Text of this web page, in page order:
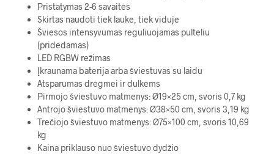
Pristatymas 2-6 savaitės
Skirtas naudoti tiek lauke, tiek viduje
Šviesos intensyvumas reguliuojamas pulteliu
(pridedamas)
LED RGBW režimas
Įkraunama baterija arba šviestuvas su laidu
Atsparumas drėgmei ir dulkėms
Pirmojo šviestuvo matmenys: Ø19×25 cm, svoris 0,7 kg
Antrojo šviestuvo matmenys: Ø38×50 cm, svoris 3,19 kg
Trečiojo šviestuvo matmenys: Ø75×100 cm, svoris 10,69
kg
Kaina priklauso nuo šviestuvo dydžio